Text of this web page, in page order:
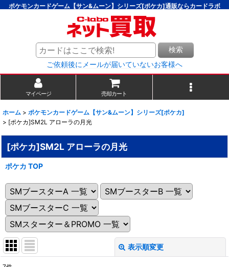
ポケモンカードゲーム【サン&ムーン】シリーズ[ポケカ]通販ならカードラボ
検索
ご依頼後にメールが届いていないお客様へ
マイページ 売却カート
ホーム > ポケモンカードゲーム【サン&ムーン】シリーズ[ポケカ]
> [ポケカ]SM2L アローラの月光
[ポケカ]SM2L アローラの月光
ポケカ TOP
表示順変更